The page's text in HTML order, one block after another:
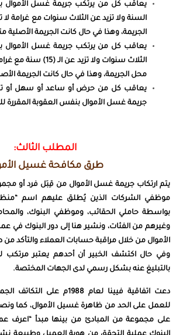
يعاقب كل من يرتكب جريمة غسل الأموال
السنة ولا تزيد عن الثلاث سنوات مع غرامة
الجريمة، وهذا في حال كانت الجريمة
يعاقب كل من يرتكب جريمة غسل الأموال
الثلاث سنوات ولا تزيد
محل الجريمة، وهذا في حال كانت الجريمة
يعاقب كل من حرض أو ساعد أو سهل أو
جريمة غسل الأموال بنفس العقوبة المقررة
المطلب الثالث:
طرق مكافحة غسيل
يتم ارتكاب جريمة غسل الأموال من قِبَل فرد أو
موظفي الشركات الذين يُطلق عليهم اسم
بواسطة حاملي الحقائب، وموظفي البنوك،
وغيرهم من الفئات، ونشير هنا إلى دور البنوك في
الأموال من خلال مراقبة حسابات العملاء والتأكد
وفي حال اكتشف الخبير أن أحدهم يعتبر مرتكب
بالتبليغ عنه بشكل رسمي لدى الجهات المختصة.
دعت اتفاقية فيينا لعام 1988م
على مجموعة من المبادئ من بينها مبدأ “اعرف